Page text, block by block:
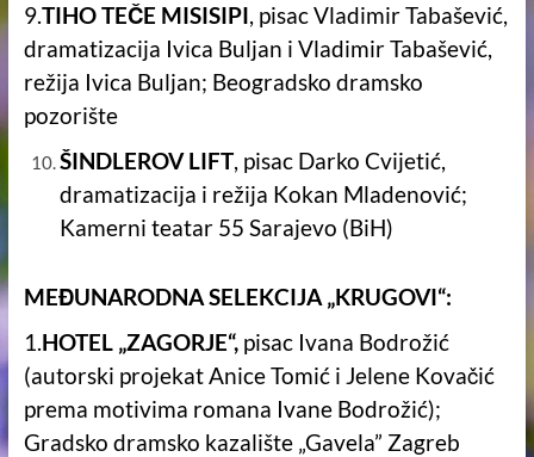
9.TIHO TEČE MISISIPI, pisac Vladimir Tabašević,
dramatizacija Ivica Buljan i Vladimir Tabašević,
režija Ivica Buljan; Beogradsko dramsko
pozorište
ŠINDLEROV LIFT, pisac Darko Cvijetić,
dramatizacija i režija Kokan Mladenović;
Kamerni teatar 55 Sarajevo (BiH)
MEĐUNARODNA SELEKCIJA „KRUGOVI“:
1.HOTEL „ZAGORJE“,pisac Ivana Bodrožić
(autorski projekat Anice Tomić i Jelene Kovačić
prema motivima romana Ivane Bodrožić);
Gradsko dramsko kazalište „Gavela” Zagreb